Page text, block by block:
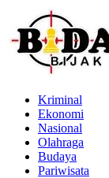
Kriminal
Ekonomi
Nasional
Olahraga
Budaya
Pariwisata